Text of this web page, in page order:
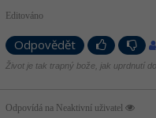
Editováno
Odpovědět
Život je tak trapný bože, jak uprdnutí
Odpovídá na Neaktivní uživatel